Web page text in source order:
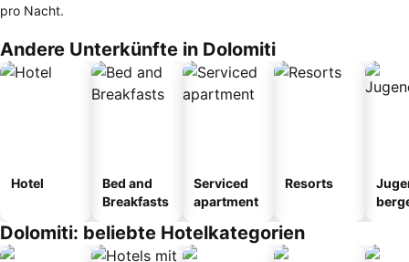
pro Nacht.
Andere Unterkünfte in Dolomiti
Hotel
Bed and
Breakfasts
Serviced
apartment
Resorts
Dolomiti: beliebte Hotelkategorien